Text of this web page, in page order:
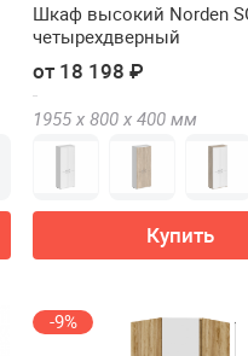
Шкаф высокий Norden
четырехдверный
от 18 198 ₽
1955 х 800 х 400 мм
Купить
-9%